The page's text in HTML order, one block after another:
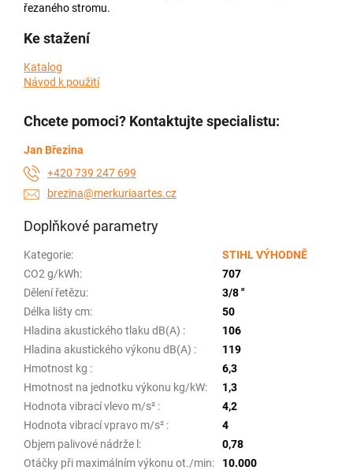
řezaného stromu.
Ke stažení
Katalog
Návod k použití
Chcete pomoci? Kontaktujte specialistu:
Jan Březina
+420 739 247 699
brezina@merkuriaartes.cz
Doplňkové parametry
Kategorie:
STIHL VÝHODNĚ
CO2 g/kWh:
707
Dělení řetězu:
3/8 "
Délka lišty cm:
50
Hladina akustického tlaku dB(A) :
106
Hladina akustického výkonu dB(A) :
119
Hmotnost kg :
6,3
Hmotnost na jednotku výkonu kg/kW:
1,3
Hodnota vibrací vlevo m/s² :
4,2
Hodnota vibrací vpravo m/s² :
4
Objem palivové nádrže l:
0,78
Otáčky při maximálním výkonu ot./min:
10.000